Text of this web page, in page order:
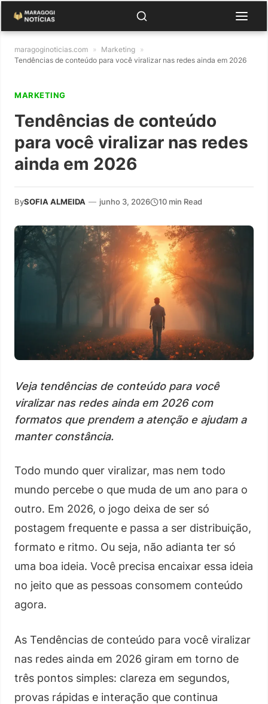
maragoginoticias.com » Marketing »
Tendências de conteúdo para você viralizar nas redes ainda em 2026
MARKETING
Tendências de conteúdo
para você viralizar nas redes
ainda em 2026
BySOFIA ALMEIDA — junho 3, 2026 10 min Read
Veja tendências de conteúdo para você
viralizar nas redes ainda em 2026 com
formatos que prendem a atenção e ajudam a
manter constância.
Todo mundo quer viralizar, mas nem todo
mundo percebe o que muda de um ano para o
outro. Em 2026, o jogo deixa de ser só
postagem frequente e passa a ser distribuição,
formato e ritmo. Ou seja, não adianta ter só
uma boa ideia. Você precisa encaixar essa ideia
no jeito que as pessoas consomem conteúdo
agora.
As Tendências de conteúdo para você viralizar
nas redes ainda em 2026 giram em torno de
três pontos simples: clareza em segundos,
provas rápidas e interação que continua